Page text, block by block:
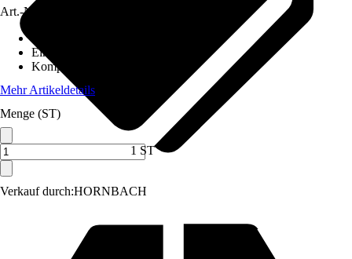
Verkauf durch:HORNBACH
Art.-Nr.
Einsatzbereich
Kompatibilität
Mehr Artikeldetails
Menge (ST)
1 ST